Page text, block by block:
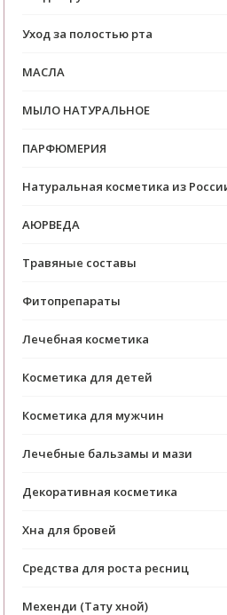
Уход за полостью рта
МАСЛА
МЫЛО НАТУРАЛЬНОЕ
ПАРФЮМЕРИЯ
Натуральная косметика из
АЮРВЕДА
Травяные составы
Фитопрепараты
Лечебная косметика
Косметика для детей
Косметика для мужчин
Лечебные бальзамы и мази
Декоративная косметика
Хна для бровей
Средства для роста ресниц
Мехенди (Тату хной)